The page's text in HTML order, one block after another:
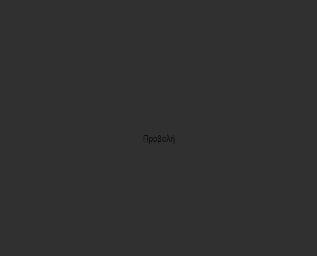
Προβολή